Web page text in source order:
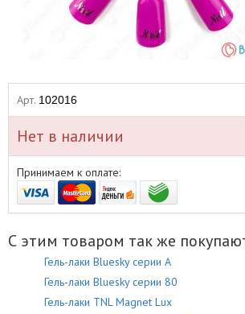
Арт. 102016
Нет в наличии
Принимаем к оплате:
С этим товаром так же
Гель-лаки Bluesky серии A
Гель-лаки Bluesky серии 80
Гель-лаки TNL Magnet Lux